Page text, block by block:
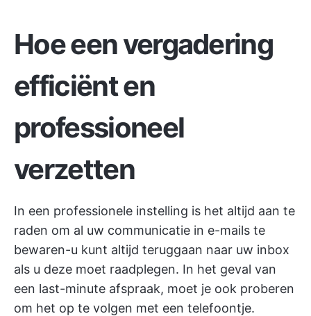
Hoe een vergadering
efficiënt en
professioneel
verzetten
In een professionele instelling is het altijd aan te
raden om al uw communicatie in e-mails te
bewaren-u kunt altijd teruggaan naar uw inbox
als u deze moet raadplegen. In het geval van
een last-minute afspraak, moet je ook proberen
om het op te volgen met een telefoontje.